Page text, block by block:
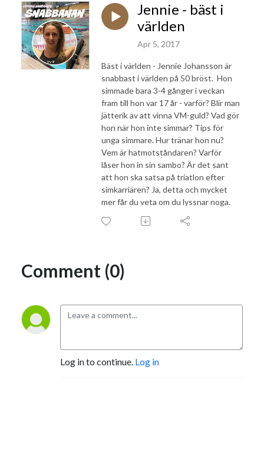
Jennie - bäst i
världen
Apr 5, 2017
Bäst i världen - Jennie Johansson är
snabbast i världen på 50 bröst. Hon
simmade bara 3-4 gånger i veckan
fram till hon var 17 år - varför? Blir man
jätterik av att vinna VM-guld? Vad gör
hon när hon inte simmar? Tips för
unga simmare. Hur tränar hon nu?
Vem är hatmotståndaren? Varför
låser hon in sin sambo? Är det sant
att hon ska satsa på triatlon efter
simkarriären? Ja, detta och mycket
mer får du veta om du lyssnar noga.
Comment (0)
Log in to continue. Log in